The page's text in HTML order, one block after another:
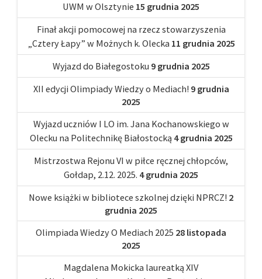
UWM w Olsztynie 15 grudnia 2025
Finał akcji pomocowej na rzecz stowarzyszenia
„Cztery Łapy” w Możnych k. Olecka 11 grudnia 2025
Wyjazd do Białegostoku 9 grudnia 2025
XII edycji Olimpiady Wiedzy o Mediach! 9 grudnia
2025
Wyjazd uczniów I LO im. Jana Kochanowskiego w
Olecku na Politechnikę Białostocką 4 grudnia 2025
Mistrzostwa Rejonu VI w piłce ręcznej chłopców,
Gołdap, 2.12. 2025. 4 grudnia 2025
Nowe książki w bibliotece szkolnej dzięki NPRCZ! 2
grudnia 2025
Olimpiada Wiedzy O Mediach 2025 28 listopada
2025
Magdalena Mokicka laureatką XIV